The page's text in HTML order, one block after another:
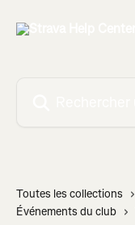
Toutes les collections
Événements du club